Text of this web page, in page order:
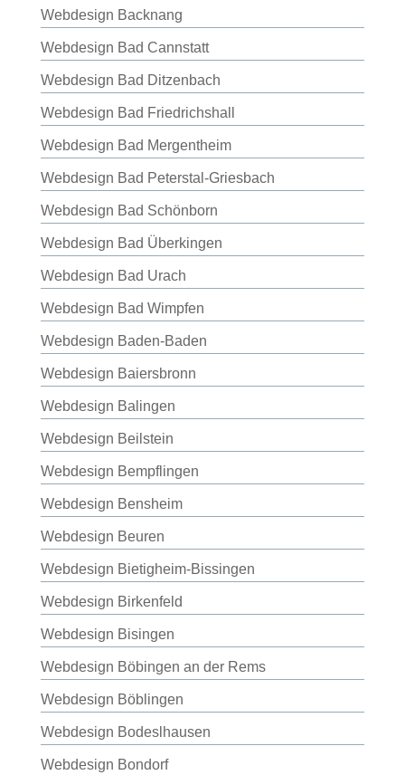
Webdesign Backnang
Webdesign Bad Cannstatt
Webdesign Bad Ditzenbach
Webdesign Bad Friedrichshall
Webdesign Bad Mergentheim
Webdesign Bad Peterstal-Griesbach
Webdesign Bad Schönborn
Webdesign Bad Überkingen
Webdesign Bad Urach
Webdesign Bad Wimpfen
Webdesign Baden-Baden
Webdesign Baiersbronn
Webdesign Balingen
Webdesign Beilstein
Webdesign Bempflingen
Webdesign Bensheim
Webdesign Beuren
Webdesign Bietigheim-Bissingen
Webdesign Birkenfeld
Webdesign Bisingen
Webdesign Böbingen an der Rems
Webdesign Böblingen
Webdesign Bodeslhausen
Webdesign Bondorf